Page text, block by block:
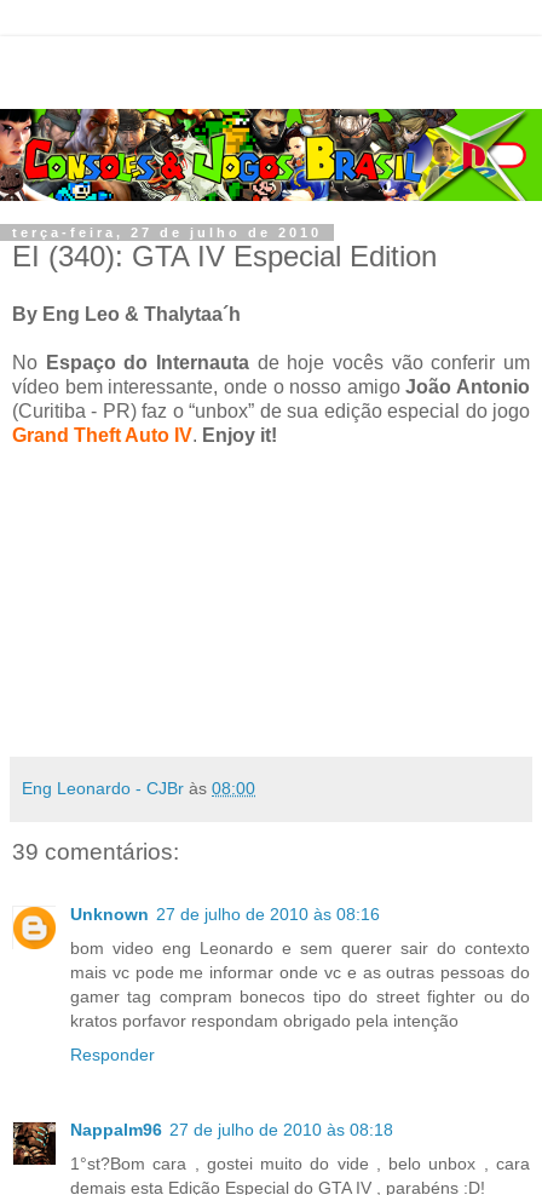
terça-feira, 27 de julho de 2010
EI (340): GTA IV Especial Edition
By Eng Leo & Thalytaa´h
No Espaço do Internauta de hoje vocês vão conferir um
vídeo bem interessante, onde o nosso amigoJoão Antonio
(Curitiba - PR) faz o “unbox” de sua edição especial do jogo
Grand Theft Auto IV. Enjoy it!
Eng Leonardo - CJBr às 08:00
39 comentários:
Unknown 27 de julho de 2010 às 08:16
bom video eng Leonardo e sem querer sair do contexto
mais vc pode me informar onde vc e as outras pessoas do
gamer tag compram bonecos tipo do street fighter ou do
kratos porfavor respondam obrigado pela intenção
Responder
Nappalm96 27 de julho de 2010 às 08:18
1°st?Bom cara , gostei muito do vide , belo unbox , cara
demais esta Edição Especial do GTA IV , parabéns :D!